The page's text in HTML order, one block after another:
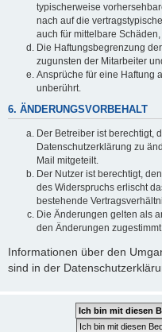
typischerweise
nach auf die
auch für mittelbare
Die Haftungsbegrenzung
zugunsten der Mitarbeiter
Ansprüche für eine Haftung
unberührt.
6. ÄNDERUNGSVORBEHALT
Der Betreiber ist berechtigt,
Datenschutzerklärung zu
Mail mitgeteilt.
Der Nutzer ist berechtigt,
des Widerspruchs erlischt
bestehende
Die Änderungen gelten als
den Änderungen
Informationen über den
sind in der